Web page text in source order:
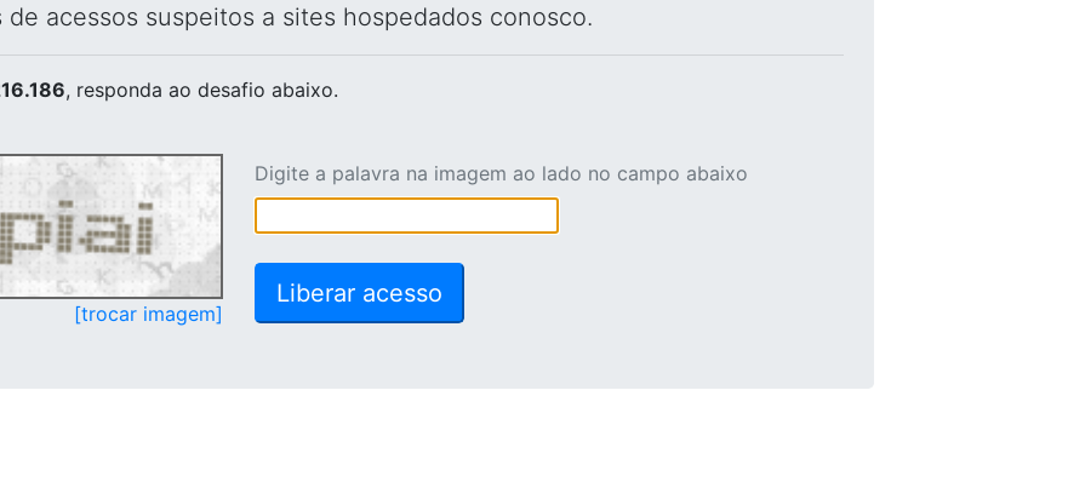
acessos suspeitos a sites hospedados conosco.
, responda ao desafio abaixo.
[trocar imagem]
Digite a palavra na imagem ao lado no campo abaixo